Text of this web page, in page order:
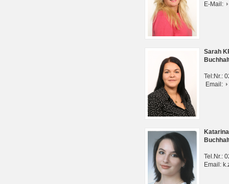
E-Mail:
Sarah
Tel:Nr.:
Email:
Tel.Nr.:
Email: